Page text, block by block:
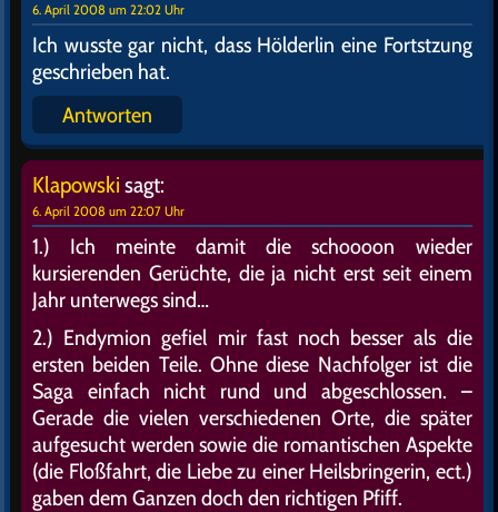
6. April 2008 um 22:02 Uhr
Ich wusste gar nicht, dass Hölderlin eine Fortstzung
geschrieben hat.
Antworten
Klapowski sagt:
6. April 2008 um 22:07 Uhr
1.) Ich meinte damit die schoooon wieder
kursierenden Gerüchte, die ja nicht erst seit einem
Jahr unterwegs sind…
2.) Endymion gefiel mir fast noch besser als die
ersten beiden Teile. Ohne diese Nachfolger ist die
Saga einfach nicht rund und abgeschlossen. –
Gerade die vielen verschiedenen Orte, die später
aufgesucht werden sowie die romantischen Aspekte
(die Floßfahrt, die Liebe zu einer Heilsbringerin, ect.)
gaben dem Ganzen doch den richtigen Pfiff.